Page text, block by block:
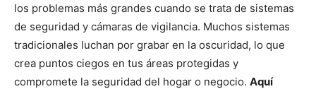
los problemas más grandes cuando se trata de sistemas
de seguridad y cámaras de vigilancia. Muchos sistemas
tradicionales luchan por grabar en la oscuridad, lo que
crea puntos ciegos en tus áreas protegidas y
compromete la seguridad del hogar o negocio. Aquí